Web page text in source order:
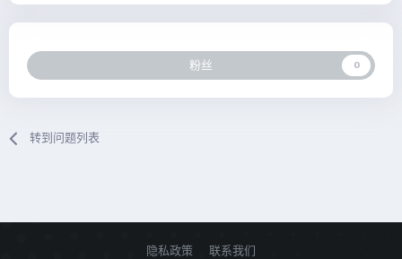
粉丝 0
转到问题列表
隐私政策 联系我们